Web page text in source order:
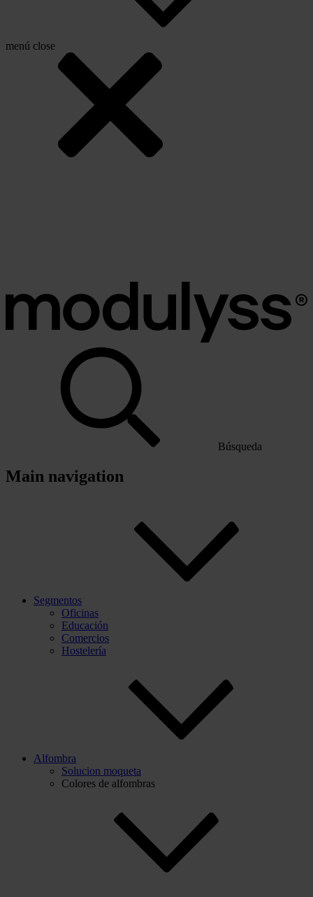
menú close
Búsqueda
Main navigation
Segmentos
Oficinas
Educación
Comercios
Hostelería
Alfombra
Solucion moqueta
Colores de alfombras